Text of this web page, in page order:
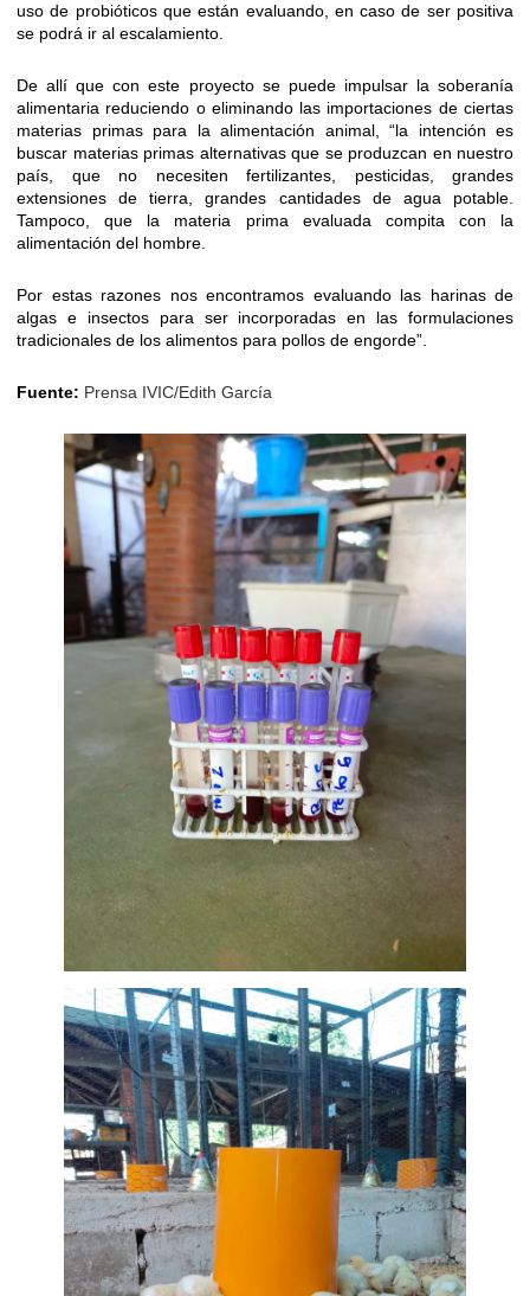
uso de probióticos que están evaluando, en caso de ser positiva
se podrá ir al escalamiento.
De allí que con este proyecto se puede impulsar la soberanía
alimentaria reduciendo o eliminando las importaciones de ciertas
materias primas para la alimentación animal, “la intención es
buscar materias primas alternativas que se produzcan en nuestro
país, que no necesiten fertilizantes, pesticidas, grandes
extensiones de tierra, grandes cantidades de agua potable.
Tampoco, que la materia prima evaluada compita con la
alimentación del hombre.
Por estas razones nos encontramos evaluando las harinas de
algas e insectos para ser incorporadas en las formulaciones
tradicionales de los alimentos para pollos de engorde”.
Fuente: Prensa IVIC/Edith García